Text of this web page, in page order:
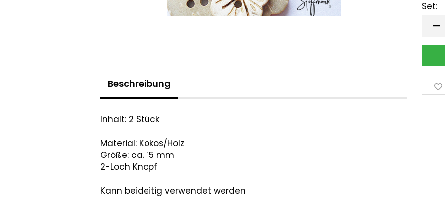
Set:
Set
Beschreibung
Inhalt: 2 Stück
Material: Kokos/Holz
Größe: ca. 15 mm
2-Loch Knopf
Kann beideitig verwendet werden